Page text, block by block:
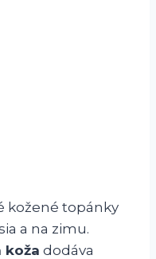
kožené topánky
a na zimu.
koža dodáva